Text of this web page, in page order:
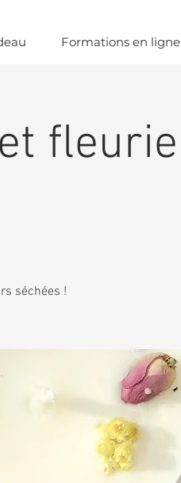
Formations en ligne
fleurie
séchées !